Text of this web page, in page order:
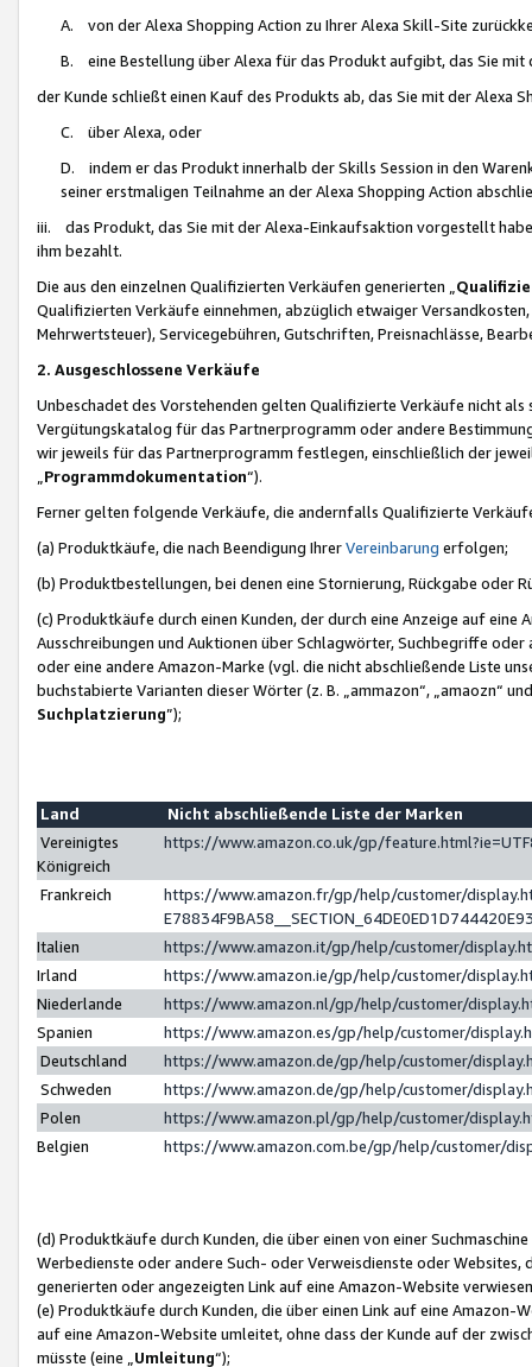
A. von der Alexa Shopping Action zu Ihrer Alexa Skill-Site
B. eine Bestellung über Alexa für das Produkt aufgibt, das Sie mit
der Kunde schließt einen Kauf des Produkts ab, das Sie mit der Alexa
C. über Alexa, oder
D. indem er das Produkt innerhalb der Skills Session in den
seiner erstmaligen Teilnahme an der Alexa Shopping Action
iii. das Produkt, das Sie mit der Alexa-Einkaufsaktion vorgestellt
ihm bezahlt.
Die aus den einzelnen Qualifizierten Verkäufen generierten „
Qualifizierten Verkäufe einnehmen, abzüglich etwaiger
Mehrwertsteuer), Servicegebühren, Gutschriften, Preisnachlässe,
2. Ausgeschlossene Verkäufe
Unbeschadet des Vorstehenden gelten Qualifizierte Verkäufe nicht
Vergütungskatalog für das Partnerprogramm oder andere
wir jeweils für das Partnerprogramm festlegen, einschließlich der
Programmdokumentation“).
Ferner gelten folgende Verkäufe, die andernfalls Qualifizierte
(a) Produktkäufe, die nach Beendigung IhrerVereinbarung erfolgen;
(b) Produktbestellungen, bei denen eine Stornierung, Rückgabe oder
(c) Produktkäufe durch einen Kunden, der durch eine Anzeige auf
Ausschreibungen und Auktionen über Schlagwörter, Suchbegriffe
oder eine andere Amazon-Marke (vgl. die nicht abschließende Liste
buchstabierte Varianten dieser Wörter (z. B. „ammazon“, „amaozn“
Suchplatzierung”);
Land
Nicht abschließende Liste der Marken
Vereinigtes
Königreich
https://www.amazon.co.uk/gp/
Frankreich
https://www.amazon.fr/gp/help/customer/
Italien
https://www.amazon.it/gp/help/customer/
Irland
https://www.amazon.ie/gp/help/customer/
Niederlande
https://www.amazon.nl/gp/help/customer/
Spanien
https://www.amazon.es/gp/help/customer/
Deutschland
https://www.amazon.de/gp/help/customer/
Schweden
https://www.amazon.de/gp/help/customer/
Polen
https://www.amazon.pl/gp/help/customer/
Belgien
https://www.amazon.com.be/gp/help/customer/
(d) Produktkäufe durch Kunden, die über einen von einer
Werbedienste oder andere Such- oder Verweisdienste oder Websites,
generierten oder angezeigten Link auf eine Amazon-Website
(e) Produktkäufe durch Kunden, die über einen Link auf eine
auf eine Amazon-Website umleitet, ohne dass der Kunde auf der
müsste (eine „ Umleitung“);